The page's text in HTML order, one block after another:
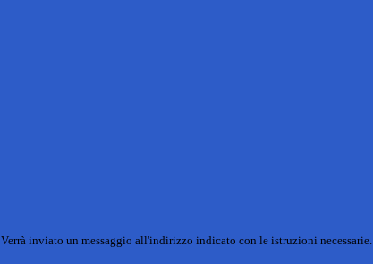
Verrà inviato un messaggio all'indirizzo indicato con le istruzioni necessarie.